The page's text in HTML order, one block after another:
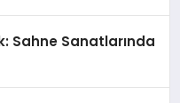
Sahne Sanatlarında